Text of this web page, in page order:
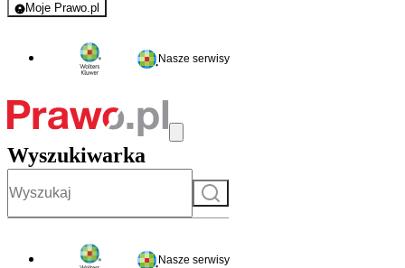
Moje Prawo.pl
- rejestracja i logowanie do serwisu
Nasze serwisy
Wyszukiwarka
Szukaj
Nasze serwisy